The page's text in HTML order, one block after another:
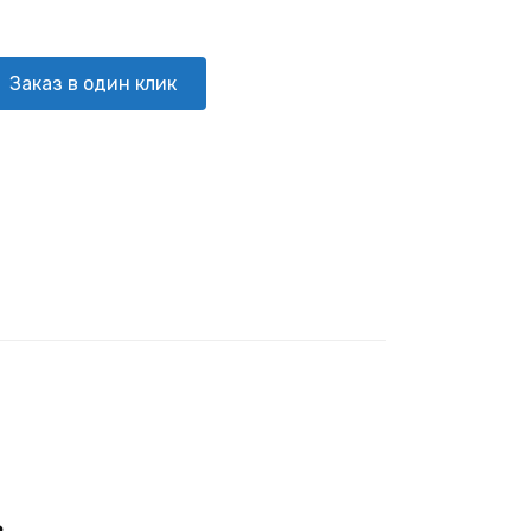
Заказ в один клик